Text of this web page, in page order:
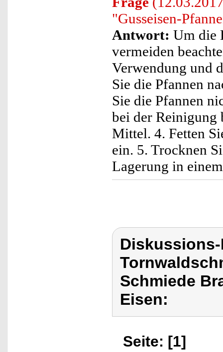
"Gusseisen-
Antwort: Um die
vermeiden
Verwendung und
Sie die Pfannen
Sie die Pfannen
bei der Reinigung
Mittel. 4. Fetten
ein. 5. Trocknen
Lagerung in
Schmiede
Eisen:
Seite: [1]